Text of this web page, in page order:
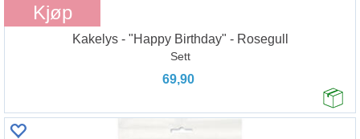
Kjøp
Kakelys - "Happy Birthday" - Rosegull
Sett
69,90